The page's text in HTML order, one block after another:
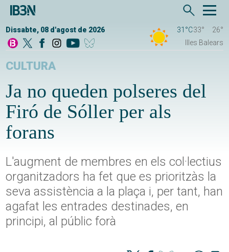
Dissabte, 08 d'agost de 2026 31°C33°
26°
Illes Balears
CULTURA
Ja no queden polseres del
Firó de Sóller per als
forans
L'augment de membres en els col·lectius
organitzadors ha fet que es prioritzàs la
seva assistència a la plaça i, per tant, han
agafat les entrades destinades, en
principi, al públic forà